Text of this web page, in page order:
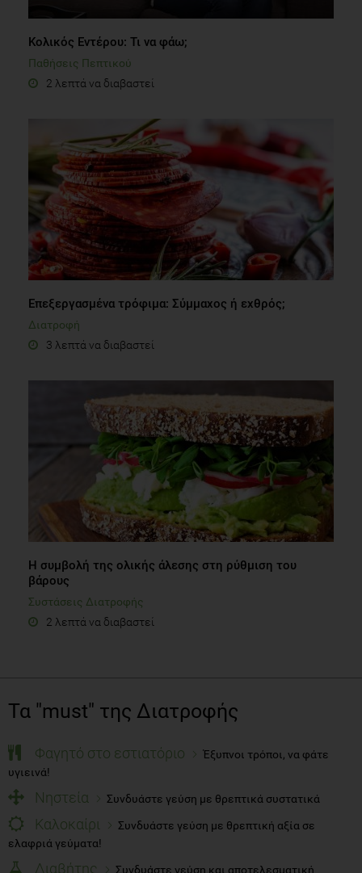
Κολικός Εντέρου: Τι να φάω;
Παθήσεις Πεπτικού
2 λεπτά να διαβαστεί
Επεξεργασμένα τρόφιμα: Σύμμαχος ή εχθρός;
Διατροφή
3 λεπτά να διαβαστεί
Η συμβολή της ολικής άλεσης στη ρύθμιση του
βάρους
Συστάσεις Διατροφής
2 λεπτά να διαβαστεί
Τα "must" της Διατροφής
Φαγητό στο εστιατόριο
Έξυπνοι τρόποι, να φάτε
υγιεινά!
Νηστεία Συνδυάστε γεύση με θρεπτικά συστατικά
Καλοκαίρι
Συνδυάστε γεύση με θρεπτική αξία σε
ελαφριά γεύματα!
Διαβήτης
Συνδυάστε γεύση και αποτελεσματική